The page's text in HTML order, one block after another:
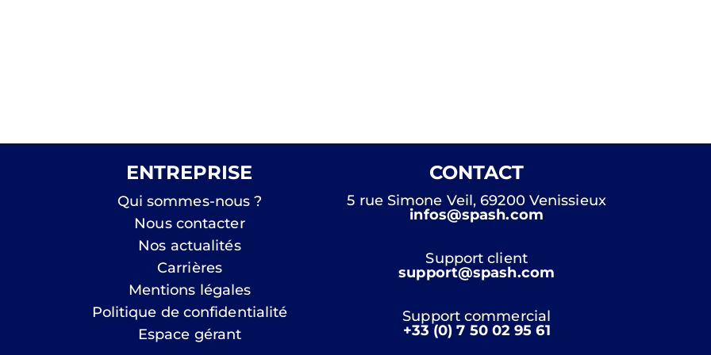
ENTREPRISE
Qui sommes-nous ?
Nous contacter
Nos actualités
Carrières
Mentions légales
Politique de confidentialité
Espace gérant
CONTACT
5 rue Simone Veil, 69200 Venissieux
infos@spash.com
Support client
support@spash.com
Support commercial
+33 (0) 7 50 02 95 61